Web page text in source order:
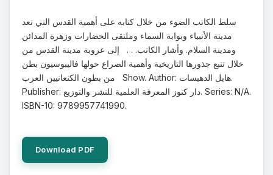
سلط الكاتب الضوء من خلال كتابه على أهمية القدس التي تعد
مدينة الأنبياء وبوابة السماء وملتقى الحضارات وزهرة المدائن
ومدينة السلام. وأشار الكاتب. . . إلى عروبة مدينة القدس من
خلال تتبع جذورها التاريخية وأهمية الصراع حولها فاليبوسيون بطن
من بطون الكنعانيين العرب Show. Author: هايل الدهيسات.
Publisher: دار كنوز المعرفة العلمية للنشر والتوزيع. Series: N/A.
ISBN-10: 9789957741990.
Download PDF